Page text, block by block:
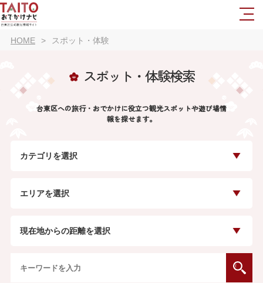
HOME スポット・体験
スポット・体験検索
台東区への旅行・おでかけに役立つ観光スポットや遊び場情
報を探せます。
カテゴリを選択
エリアを選択
現在地からの距離を選択